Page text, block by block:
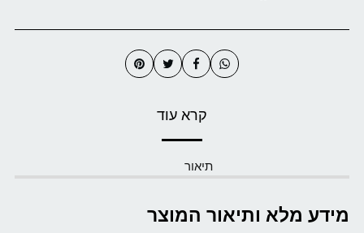
קרא עוד
תיאור
מידע מלא ותיאור המוצר